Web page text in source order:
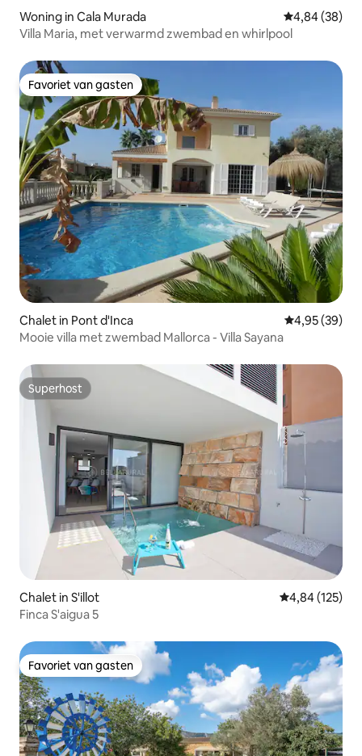
Woning in Cala Murada Gemiddelde
4,84 (38)
Villa Maria, met verwarmd zwembad en whirlpool
Favoriet van gasten
Favoriet van gasten
Chalet in Pont d'Inca Gemiddelde
4,95 (39)
Mooie villa met zwembad Mallorca - Villa Sayana
Superhost
Superhost
Chalet in S'illot Gemiddelde
4,84 (125)
Finca S'aigua 5
Favoriet van gasten
Favoriet van gasten